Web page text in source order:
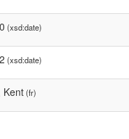
(xsd:date)
(xsd:date)
Kent(fr)